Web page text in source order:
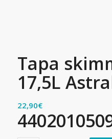
Tapa
17,5L
22,90€